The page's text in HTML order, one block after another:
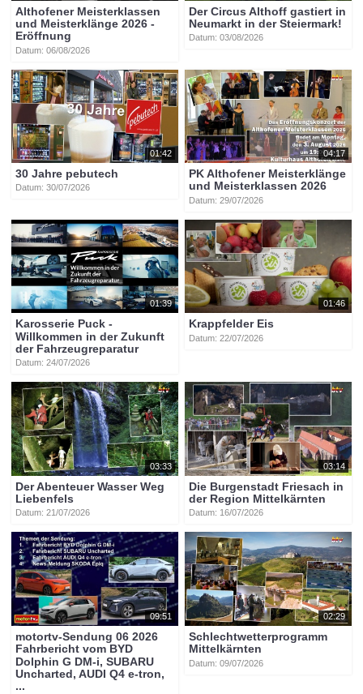
Althofener Meisterklassen
und Meisterklänge 2026 -
Eröffnung
Datum: 06/08/2026
Der Circus Althoff gastiert in
Neumarkt in der Steiermark!
Datum: 03/08/2026
01:42
30 Jahre pebutech
Datum: 30/07/2026
04:17
PK Althofener Meisterklänge
und Meisterklassen 2026
Datum: 29/07/2026
01:39
Karosserie Puck -
Willkommen in der Zukunft
der Fahrzeugreparatur
Datum: 24/07/2026
01:46
Krappfelder Eis
Datum: 22/07/2026
03:33
Der Abenteuer Wasser Weg
Liebenfels
Datum: 21/07/2026
03:14
Die Burgenstadt Friesach in
der Region Mittelkärnten
Datum: 16/07/2026
09:51
motortv-Sendung 06 2026
Fahrbericht vom BYD
Dolphin G DM-i, SUBARU
Uncharted, AUDI Q4 e-tron,
...
02:29
Schlechtwetterprogramm
Mittelkärnten
Datum: 09/07/2026